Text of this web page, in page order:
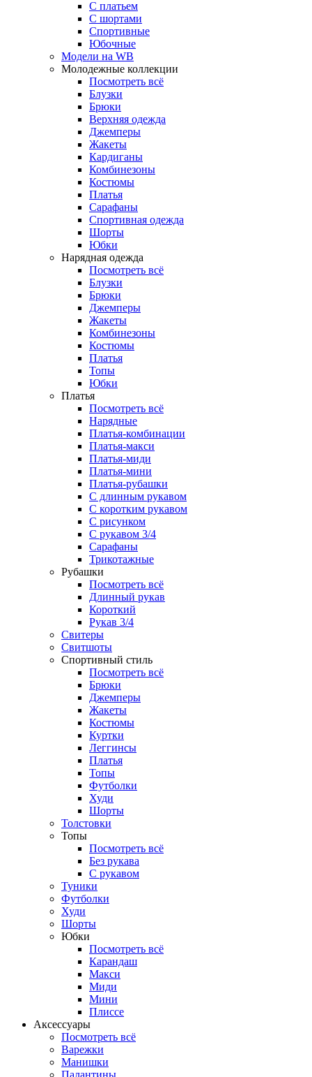
С платьем
С шортами
Спортивные
Юбочные
Модели на WB
Молодежные коллекции
Посмотреть всё
Блузки
Брюки
Верхняя одежда
Джемперы
Жакеты
Кардиганы
Комбинезоны
Костюмы
Платья
Сарафаны
Спортивная одежда
Шорты
Юбки
Нарядная одежда
Посмотреть всё
Блузки
Брюки
Джемперы
Жакеты
Комбинезоны
Костюмы
Платья
Топы
Юбки
Платья
Посмотреть всё
Нарядные
Платья-комбинации
Платья-макси
Платья-миди
Платья-мини
Платья-рубашки
С длинным рукавом
С коротким рукавом
С рисунком
С рукавом 3/4
Сарафаны
Трикотажные
Рубашки
Посмотреть всё
Длинный рукав
Короткий
Рукав 3/4
Свитеры
Свитшоты
Спортивный стиль
Посмотреть всё
Брюки
Джемперы
Жакеты
Костюмы
Куртки
Леггинсы
Платья
Топы
Футболки
Худи
Шорты
Толстовки
Топы
Посмотреть всё
Без рукава
С рукавом
Туники
Футболки
Худи
Шорты
Юбки
Посмотреть всё
Карандаш
Макси
Миди
Мини
Плиссе
Аксессуары
Посмотреть всё
Варежки
Манишки
Палантины